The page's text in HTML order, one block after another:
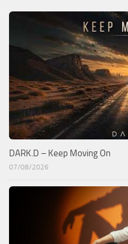
DARK.D – Keep Moving On
07/08/2026